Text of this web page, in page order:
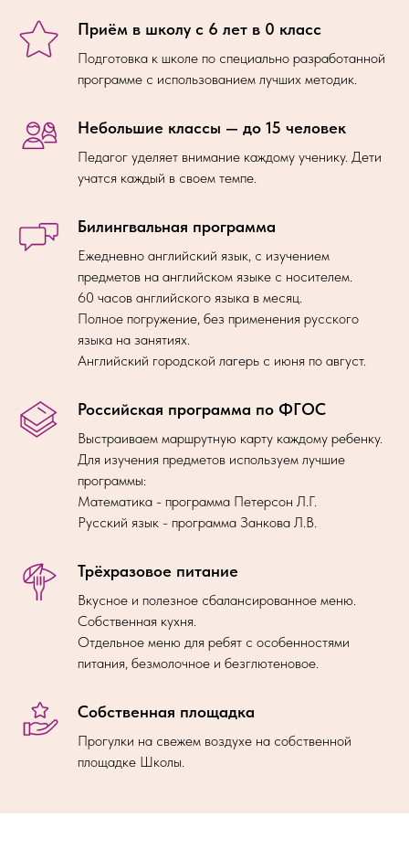
Приём в школу с 6 лет в 0 класс
Подготовка к школе по специально разработанной
программе с использованием лучших методик.
Небольшие классы — до 15 человек
Педагог уделяет внимание каждому ученику. Дети
учатся каждый в своем темпе.
Билингвальная программа
Ежедневно английский язык, с изучением
предметов на английском языке с носителем.
60 часов английского языка в месяц.
Полное погружение, без применения русского
языка на занятиях.
Английский городской лагерь с июня по август.
Российская программа по ФГОС
Выстраиваем маршрутную карту каждому ребенку.
Для изучения предметов используем лучшие
программы:
Математика - программа Петерсон Л.Г.
Русский язык - программа Занкова Л.В.
Трёхразовое питание
Вкусное и полезное сбалансированное меню.
Собственная кухня.
Отдельное меню для ребят с особенностями
питания, безмолочное и безглютеновое.
Собственная площадка
Прогулки на свежем воздухе на собственной
площадке Школы.